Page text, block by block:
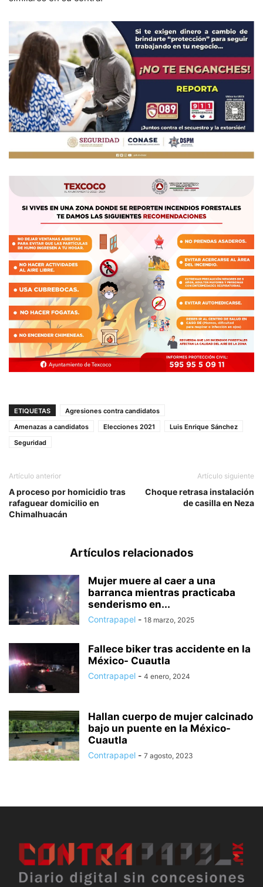
ETIQUETAS
Agresiones contra candidatos
Amenazas a candidatos
Elecciones 2021
Luis Enrique Sánchez
Seguridad
Artículo anterior
A proceso por homicidio tras
rafaguear domicilio en
Chimalhuacán
Artículo siguiente
Choque retrasa instalación
de casilla en Neza
Artículos relacionados
Mujer muere al caer a una
barranca mientras practicaba
senderismo en...
Contrapapel - 18 marzo, 2025
Fallece biker tras accidente en la
México- Cuautla
Contrapapel - 4 enero, 2024
Hallan cuerpo de mujer calcinado
bajo un puente en la México-
Cuautla
Contrapapel - 7 agosto, 2023